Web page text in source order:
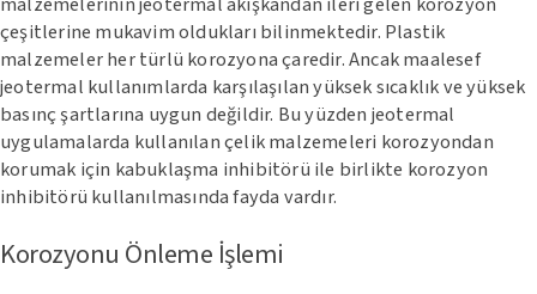
çeşitlerine mukavim oldukları bilinmektedir. Plastik
malzemeler her türlü korozyona çaredir. Ancak maalesef
jeotermal kullanımlarda karşılaşılan yüksek sıcaklık ve yüksek
basınç şartlarına uygun değildir. Bu yüzden jeotermal
uygulamalarda kullanılan çelik malzemeleri korozyondan
korumak için kabuklaşma inhibitörü ile birlikte korozyon
inhibitörü kullanılmasında fayda vardır.
Korozyonu Önleme İşlemi